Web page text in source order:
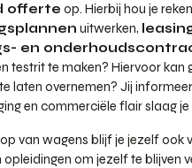
offerte op. Hierbij hou je
uitwerken,
en
testrit te maken? Hiervoor
laten overnemen? Jij
en commerciële flair slaag
van wagens blijf je jezelf ook
om jezelf te blijven